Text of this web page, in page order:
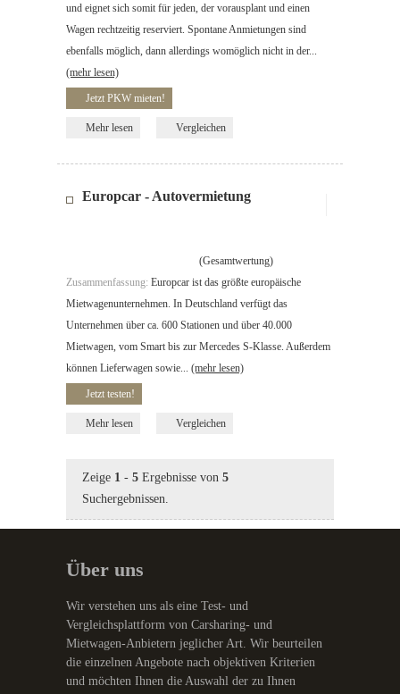
und eignet sich somit für jeden, der vorausplant und einen
Wagen rechtzeitig reserviert. Spontane Anmietungen sind
ebenfalls möglich, dann allerdings womöglich nicht in der...
(mehr lesen)
Jetzt PKW mieten!
Mehr lesen Vergleichen
Europcar - Autovermietung
(Gesamtwertung)
Zusammenfassung: Europcar ist das größte europäische
Mietwagenunternehmen. In Deutschland verfügt das
Unternehmen über ca. 600 Stationen und über 40.000
Mietwagen, vom Smart bis zur Mercedes S-Klasse. Außerdem
können Lieferwagen sowie... (mehr lesen)
Jetzt testen!
Mehr lesen Vergleichen
Zeige 1 - 5 Ergebnisse von 5
Suchergebnissen.
Über uns
Wir verstehen uns als eine Test- und
Vergleichsplattform von Carsharing- und
Mietwagen-Anbietern jeglicher Art. Wir beurteilen
die einzelnen Angebote nach objektiven Kriterien
und möchten Ihnen die Auswahl der zu Ihnen